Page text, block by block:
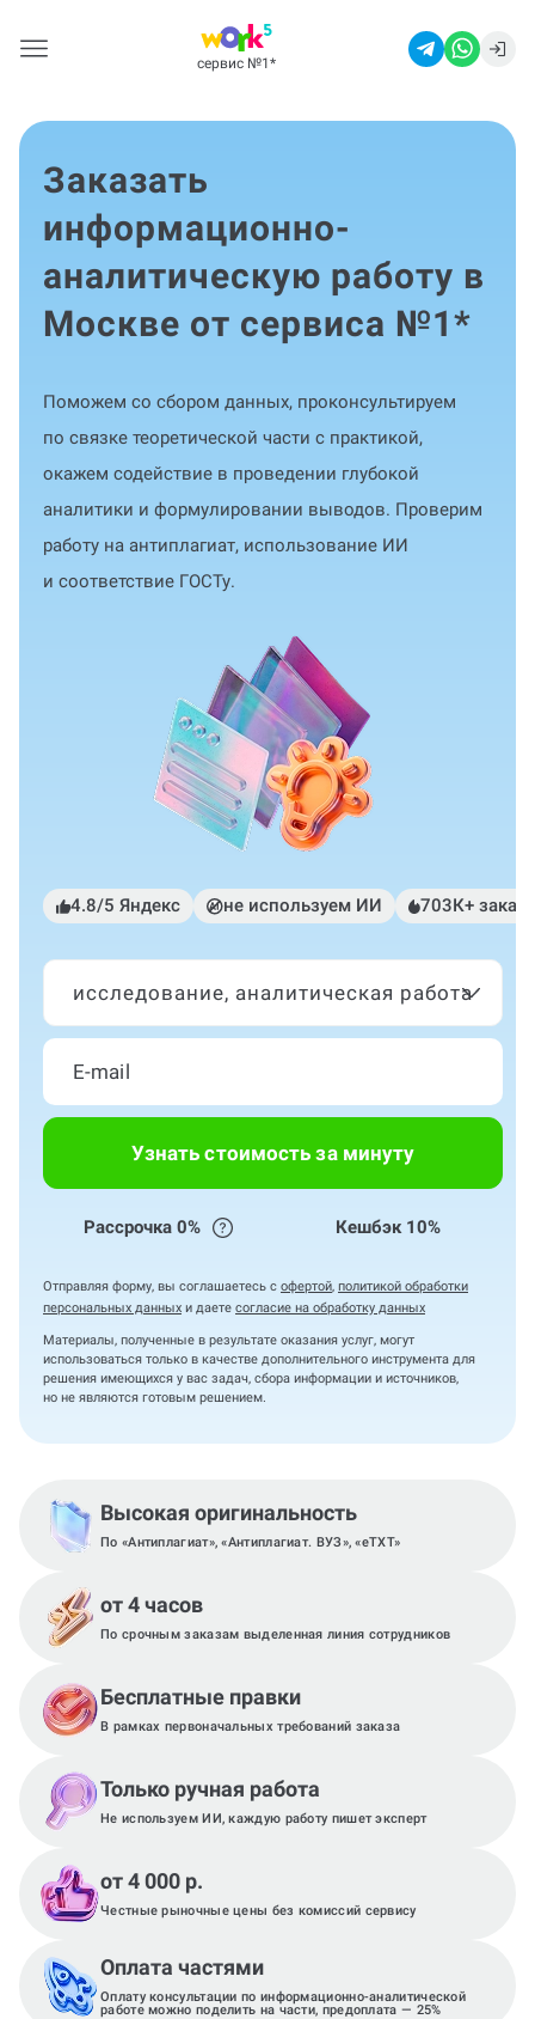
сервис №1 *
Заказать
информационно-
аналитическую работу в
Москве от сервиса №1*
Поможем со сбором данных, проконсультируем
по связке теоретической части с практикой,
окажем содействие в проведении глубокой
аналитики и формулировании выводов. Проверим
работу на антиплагиат, использование ИИ
и соответствие ГОСТу.
4.8/5 Яндекс не используем ИИ 703К+
исследование, аналитическая работа
Узнать стоимость за минуту
Рассрочка 0% Кешбэк 10%
Отправляя форму, вы соглашаетесь с офертой, политикой обработки
персональных данных и даете согласие на обработку данных
Материалы, полученные в результате оказания услуг, могут
использоваться только в качестве дополнительного инструмента для
решения имеющихся у вас задач, сбора информации и источников,
но не являются готовым решением.
Высокая оригинальность
По «Антиплагиат», «Антиплагиат. ВУЗ», «eTXT»
от 4 часов
По срочным заказам выделенная линия сотрудников
Бесплатные правки
В рамках первоначальных требований заказа
Только ручная работа
Не используем ИИ, каждую работу пишет эксперт
от 4 000 р.
Честные рыночные цены без комиссий сервису
Оплата частями
Оплату консультации по информационно-аналитической
работе можно поделить на части, предоплата — 25%